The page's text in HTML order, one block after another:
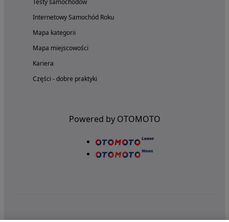
Internetowy Samochód Roku
Mapa kategorii
Mapa miejscowości
Kariera
Części - dobre praktyki
Powered by OTOMOTO